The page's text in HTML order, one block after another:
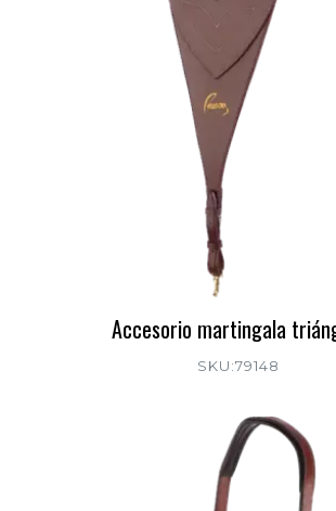
Accesorio martingala
SKU:79148